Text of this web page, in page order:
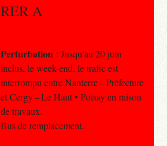
RER A
Perturbation : Jusqu'au 20 juin
inclus, le week-end, le trafic est
interrompu entre Nanterre – Préfecture
et Cergy – Le Haut • Poissy en raison
de travaux.
Bus de remplacement.